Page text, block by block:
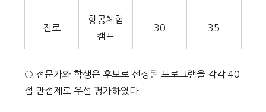
진로
항공체험
캠프
30 35
○ 전문가와 학생은 후보로 선정된 프로그램을 각각 40
점 만점제로 우선 평가하였다.